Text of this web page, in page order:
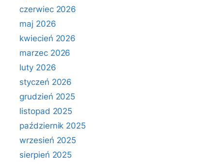
czerwiec 2026
maj 2026
kwiecień 2026
marzec 2026
luty 2026
styczeń 2026
grudzień 2025
listopad 2025
październik 2025
wrzesień 2025
sierpień 2025